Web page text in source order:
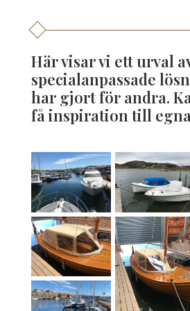
Här visar vi ett urval
specialanpassade
har gjort för andra.
få inspiration till